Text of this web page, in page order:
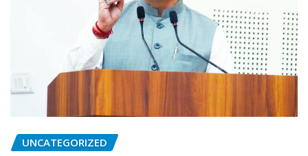
UNCATEGORIZED